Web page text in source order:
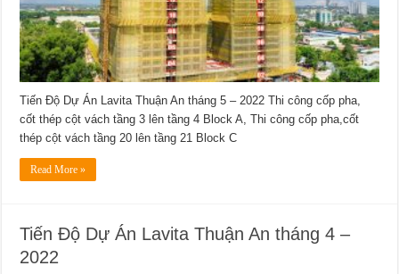
Tiến Độ Dự Án Lavita Thuận An tháng 5 – 2022 Thi công cốp pha,
cốt thép cột vách tầng 3 lên tầng 4 Block A, Thi công cốp pha,cốt
thép cột vách tầng 20 lên tầng 21 Block C
Read More »
Tiến Độ Dự Án Lavita Thuận An tháng 4 –
2022